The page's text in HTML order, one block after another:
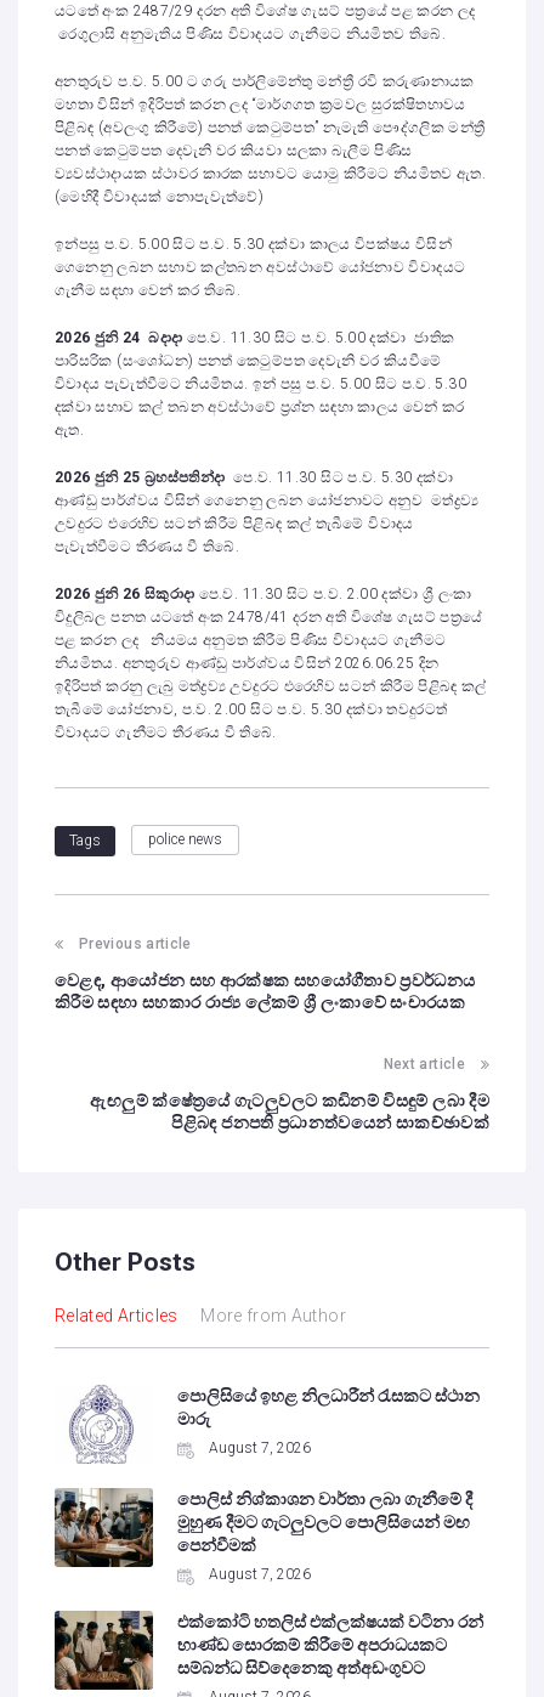
යටතේ අංක 2487/29 දරන අති විශේෂ ගැසට් පත්‍රයේ පළ කරන ලද
රෙගුලාසි අනුමැතිය පිණිස විවාදයට ගැනීමට නියමිතව තිබේ.
අනතුරුව ප.ව. 5.00 ට ගරු පාර්ලිමේන්තු මන්ත්‍රී රවි කරුණානායක
මහතා විසින් ඉදිරිපත් කරන ලද “මාර්ගගත ක්‍රමවල සුරක්ෂිතභාවය
පිළිබඳ (අවලංගු කිරීමේ) පනත් කෙටුම්පත” නැමැති පෞද්ගලික මන්ත්‍රී
පනත් කෙටුම්පත දෙවැනි වර කියවා සලකා බැලීම පිණිස
ව්‍යවස්ථාදායක ස්ථාවර කාරක සභාවට යොමු කිරීමට නියමිතව ඇත.
(මෙහිදී විවාදයක් නොපැවැත්වේ)
ඉන්පසු ප.ව. 5.00 සිට ප.ව. 5.30 දක්වා කාලය විපක්ෂය විසින්
ගෙනෙනු ලබන සභාව කල්තබන අවස්ථාවේ යෝජනාව විවාදයට
ගැනීම සඳහා වෙන් කර තිබේ.
2026 ජුනි 24 බදාදා පෙ.ව. 11.30 සිට ප.ව. 5.00 දක්වා ජාතික
පාරිසරික (සංශෝධන) පනත් කෙටුම්පත දෙවැනි වර කියවීමේ
විවාදය පැවැත්වීමට නියමිතය. ඉන් පසු ප.ව. 5.00 සිට ප.ව. 5.30
දක්වා සභාව කල් තබන අවස්ථාවේ ප්‍රශ්න සඳහා කාලය වෙන් කර
ඇත.
2026 ජුනි 25 බ්‍රහස්පතින්දා පෙ.ව. 11.30 සිට ප.ව. 5.30 දක්වා
ආණ්ඩු පාර්ශ්වය විසින් ගෙනෙනු ලබන යෝජනාවට අනුව මත්ද්‍රව්‍ය
උවදුරට එරෙහිව සටන් කිරීම පිළිබඳ කල් තැබීමේ විවාදය
පැවැත්වීමට තීරණය වී තිබේ.
2026 ජුනි 26 සිකුරාදා පෙ.ව. 11.30 සිට ප.ව. 2.00 දක්වා ශ්‍රී ලංකා
විදුලිබල පනත යටතේ අංක 2478/41 දරන අති විශේෂ ගැසට් පත්‍රයේ
පළ කරන ලද නියමය අනුමත කිරීම පිණිස විවාදයට ගැනීමට
නියමිතය. අනතුරුව ආණ්ඩු පාර්ශ්වය විසින් 2026.06.25 දින
ඉදිරිපත් කරනු ලැබු මත්ද්‍රව්‍ය උවදුරට එරෙහිව සටන් කිරීම පිළිබඳ කල්
තැබීමේ යෝජනාව, ප.ව. 2.00 සිට ප.ව. 5.30 දක්වා තවදුරටත්
විවාදයට ගැනීමට තීරණය වී තිබේ.
Tags police news
Previous article
වෙළඳ, ආයෝජන සහ ආරක්ෂක සහයෝගීතාව ප්‍රවර්ධනය
කිරීම සඳහා සහකාර රාජ්‍ය ලේකම් ශ්‍රී ලංකාවේ සංචාරයක
Next article
ඇඟලුම් ක්ෂේත්‍රයේ ගැටලුවලට කඩිනම් විසඳුම් ලබා දීම
පිළිබඳ ජනපති ප්‍රධානත්වයෙන් සාකච්ඡාවක්
Other Posts
Related Articles More from Author
පොලිසියේ ඉහළ නිලධාරීන් රැසකට ස්ථාන
මාරු
August 7, 2026
පොලිස් නිශ්කාශන වාර්තා ලබා ගැනීමේ දී
මුහුණ දීමට ගැටලුවලට පොලිසියෙන් මඟ
පෙන්වීමක්
August 7, 2026
එක්කෝටි හතලිස් එක්ලක්ෂයක් වටිනා රන්
භාණ්ඩ සොරකම් කිරීමේ අපරාධයකට
සම්බන්ධ සිව්දෙනෙකු අත්අඩංගුවට